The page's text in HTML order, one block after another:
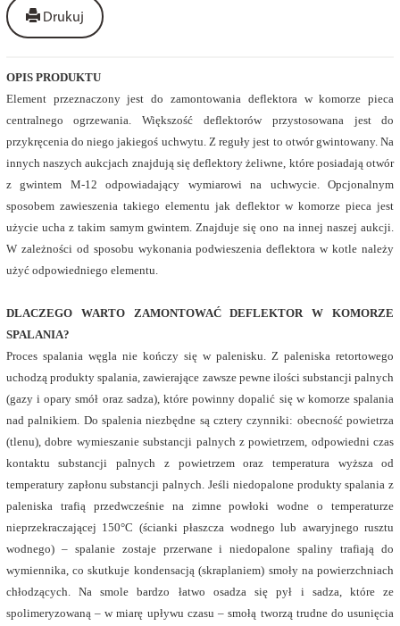
Drukuj
OPIS PRODUKTU
Element przeznaczony jest do zamontowania deflektora w komorze pieca
centralnego ogrzewania. Większość deflektorów przystosowana jest do
przykręcenia do niego jakiegoś uchwytu. Z reguły jest to otwór gwintowany. Na
innych naszych aukcjach znajdują się deflektory żeliwne, które posiadają otwór
z gwintem M-12 odpowiadający wymiarowi na uchwycie. Opcjonalnym
sposobem zawieszenia takiego elementu jak deflektor w komorze pieca jest
użycie ucha z takim samym gwintem. Znajduje się ono na innej naszej aukcji.
W zależności od sposobu wykonania podwieszenia deflektora w kotle należy
użyć odpowiedniego elementu.
DLACZEGO WARTO ZAMONTOWAĆ DEFLEKTOR W KOMORZE
SPALANIA?
Proces spalania węgla nie kończy się w palenisku. Z paleniska retortowego
uchodzą produkty spalania, zawierające zawsze pewne ilości substancji palnych
(gazy i opary smół oraz sadza), które powinny dopalić się w komorze spalania
nad palnikiem. Do spalenia niezbędne są cztery czynniki: obecność powietrza
(tlenu), dobre wymieszanie substancji palnych z powietrzem, odpowiedni czas
kontaktu substancji palnych z powietrzem oraz temperatura wyższa od
temperatury zapłonu substancji palnych. Jeśli niedopalone produkty spalania z
paleniska trafią przedwcześnie na zimne powłoki wodne o temperaturze
nieprzekraczającej 150°C (ścianki płaszcza wodnego lub awaryjnego rusztu
wodnego) – spalanie zostaje przerwane i niedopalone spaliny trafiają do
wymiennika, co skutkuje kondensacją (skraplaniem) smoły na powierzchniach
chłodzących. Na smole bardzo łatwo osadza się pył i sadza, które ze
spolimeryzowaną – w miarę upływu czasu – smołą tworzą trudne do usunięcia